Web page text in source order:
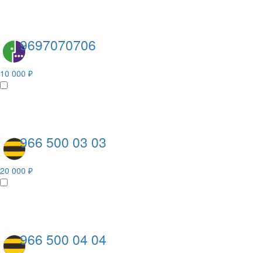
9697070706
10 000 ₽
966 500 03 03
20 000 ₽
966 500 04 04